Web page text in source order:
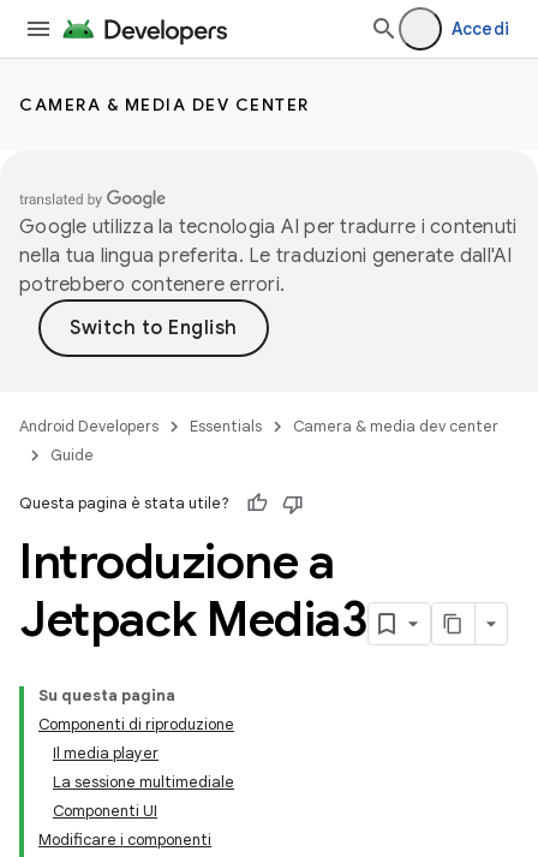
Accedi
CAMERA & MEDIA DEV CENTER
Google utilizza la tecnologia AI per tradurre i contenuti
nella tua lingua preferita. Le traduzioni generate dall'AI
potrebbero contenere errori.
Android Developers Essentials
Camera & media dev center
Guide
Questa pagina è stata utile?
Introduzione a
Jetpack Media3
Su questa pagina
Componenti di riproduzione
Il media player
La sessione multimediale
Componenti UI
Modificare i componenti